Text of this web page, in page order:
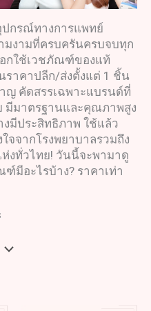
ปกรณ์ทางการแพทย
งามที่ครบครันครบจบทุก
กใช้เวชภัณฑ์ของแท้
ราคาปลีก/ส่งตั้งแต่ 1 ชิ้น
ญ คัดสรรเฉพาะแบรนด์ที่
มีมาตรฐานและคุณภาพสูง
มีประสิทธิภาพ ใช้แล้ว
จจากโรงพยาบาลรวมถึง
งทั่วไทย! วันนี้จะพามาดู
ฑ์มีอะไรบ้าง? ราคาเท่า
s
s
s
s
s